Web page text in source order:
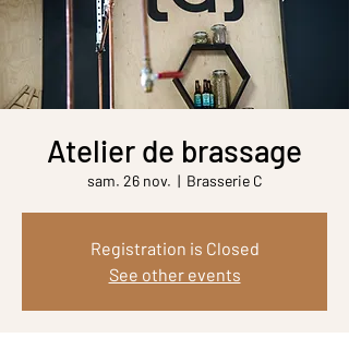
Atelier de brassage
sam. 26 nov.
  |
Brasserie C
Registration is Closed
See other events